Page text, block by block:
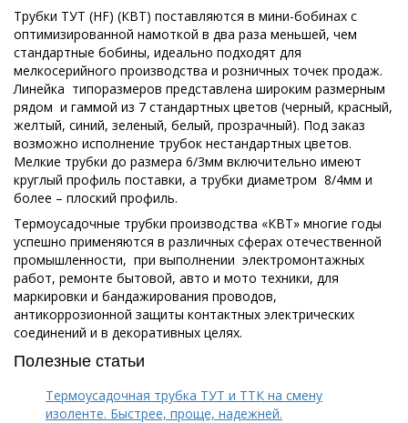
Трубки ТУТ (HF) (КВТ) поставляются в мини-бобинах с
оптимизированной намоткой в два раза меньшей, чем
стандартные бобины, идеально подходят для
мелкосерийного производства и розничных точек продаж.
Линейка типоразмеров представлена широким размерным
рядом и гаммой из 7 стандартных цветов (черный, красный,
желтый, синий, зеленый, белый, прозрачный). Под заказ
возможно исполнение трубок нестандартных цветов.
Мелкие трубки до размера 6/3мм включительно имеют
круглый профиль поставки, а трубки диаметром 8/4мм и
более – плоский профиль.
Термоусадочные трубки производства «КВТ» многие годы
успешно применяются в различных сферах отечественной
промышленности, при выполнении электромонтажных
работ, ремонте бытовой, авто и мото техники, для
маркировки и бандажирования проводов,
антикоррозионной защиты контактных электрических
соединений и в декоративных целях.
Полезные статьи
Термоусадочная трубка ТУТ и ТТК на смену
изоленте. Быстрее, проще, надежней.